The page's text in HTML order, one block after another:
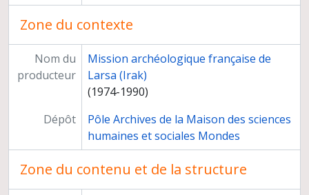
Zone du contexte
Nom du
producteur
Mission archéologique française de
Larsa (Irak)
(1974-1990)
Dépôt
Pôle Archives de la Maison des sciences
humaines et sociales Mondes
Zone du contenu et de la structure